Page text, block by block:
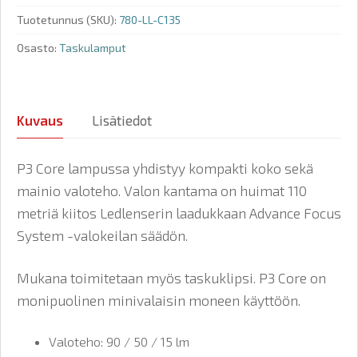
Tuotetunnus (SKU): 780-LL-C135
Osasto: Taskulamput
Kuvaus Lisätiedot
P3 Core lampussa yhdistyy kompakti koko sekä
mainio valoteho. Valon kantama on huimat 110
metriä kiitos Ledlenserin laadukkaan Advance Focus
System -valokeilan säädön.
Mukana toimitetaan myös taskuklipsi. P3 Core on
monipuolinen minivalaisin moneen käyttöön.
Valoteho: 90 / 50 / 15 lm